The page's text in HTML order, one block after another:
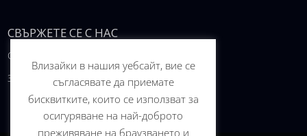
СВЪРЖЕТЕ СЕ С НАС
Свържете се с нас
За проекта
Влизайки в нашия уебсайт, вие се
съгласявате да приемате
бисквитките, които се използват за
осигуряване на най-доброто
преживяване на браузването и